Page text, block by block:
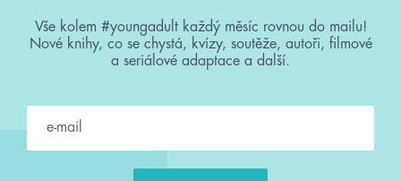
Vše kolem #youngadult každý měsíc rovnou do mailu!
Nové knihy, co se chystá, kvízy, soutěže, autoři, filmové
a seriálové adaptace a další.